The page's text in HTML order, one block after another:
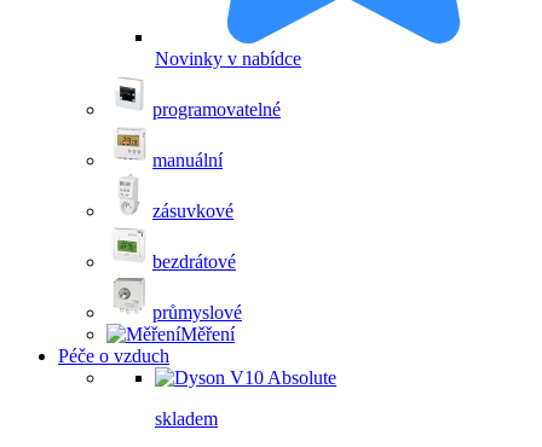
Novinky v nabídce
programovatelné
manuální
zásuvkové
bezdrátové
průmyslové
Měření
Péče o vzduch
skladem